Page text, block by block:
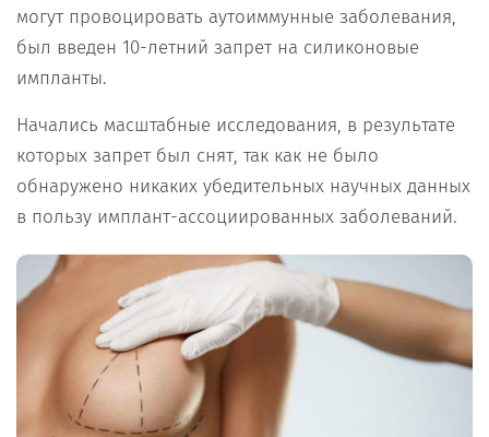
могут провоцировать аутоиммунные заболевания,
был введен 10-летний запрет на силиконовые
импланты.
Начались масштабные исследования, в результате
которых запрет был снят, так как не было
обнаружено никаких убедительных научных данных
в пользу имплант-ассоциированных заболеваний.